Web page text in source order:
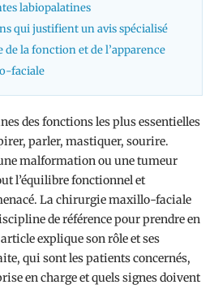
labiopalatines
qui justifient un avis spécialisé
de la fonction et de l’apparence
faciale
des fonctions les plus essentielles
parler, mastiquer, sourire.
malformation ou une tumeur
l’équilibre fonctionnel et
La chirurgie maxillo-faciale
de référence pour prendre en
explique son rôle et ses
qui sont les patients concernés,
en charge et quels signes doivent